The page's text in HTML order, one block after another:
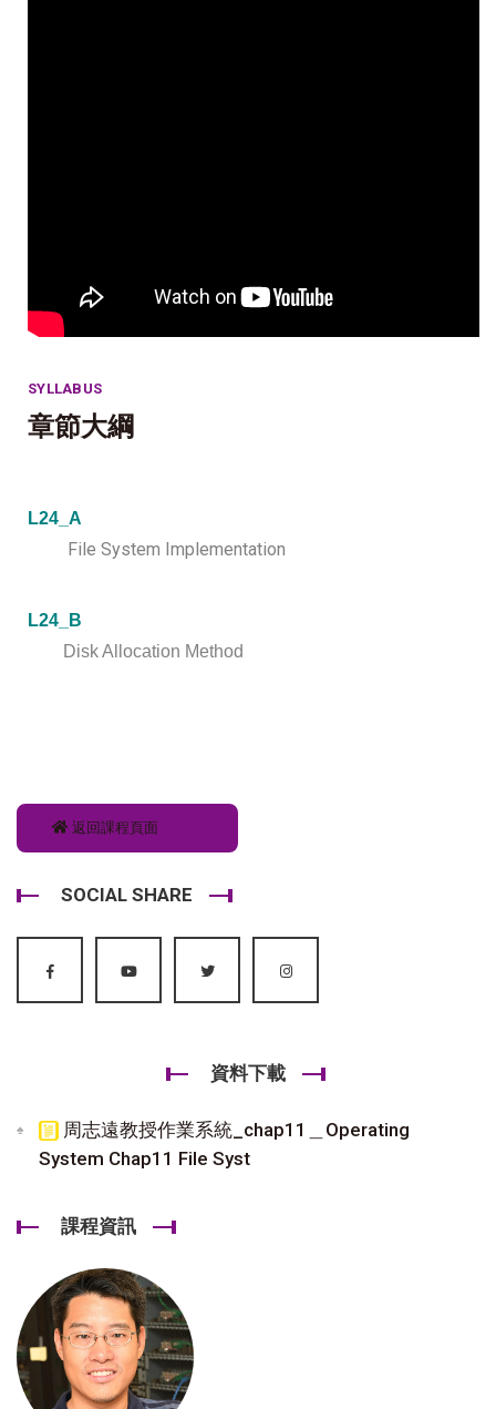
SYLLABUS
章節大綱
L24 _A
File System Implementation
L24_B
Disk Allocation Method
返回課程頁面
SOCIAL SHARE
資料下載
周志遠教授作業系統_chap11＿Operating
System Chap11 File Syst
課程資訊